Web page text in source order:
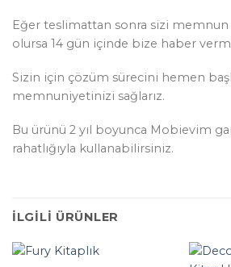
Eğer teslimattan sonra sizi
olursa 14 gün içinde bize haber
Sizin için çözüm sürecini hemen
memnuniyetinizi sağlarız.
Bu ürünü 2 yıl boyunca Mobievim
rahatlığıyla kullanabilirsiniz.
İLGILI ÜRÜNLER